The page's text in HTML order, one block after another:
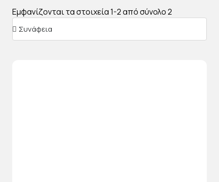
Εμφανίζονται τα στοιχεία 1-2 από σύνολο 2